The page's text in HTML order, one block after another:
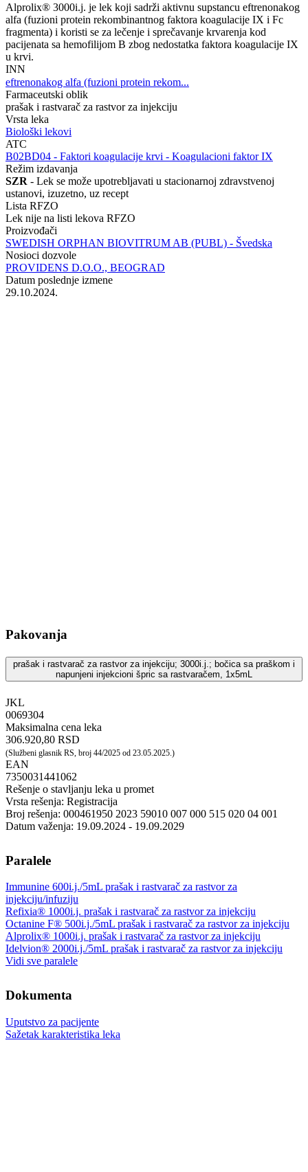
Alprolix® 3000i.j. je lek koji sadrži aktivnu supstancu eftrenonakog
alfa (fuzioni protein rekombinantnog faktora koagulacije IX i Fc
fragmenta) i koristi se za lečenje i sprečavanje krvarenja kod
pacijenata sa hemofilijom B zbog nedostatka faktora koagulacije IX
u krvi.
INN
eftrenonakog alfa (fuzioni protein rekom...
Farmaceutski oblik
prašak i rastvarač za rastvor za injekciju
Vrsta leka
Biološki lekovi
ATC
‍B02BD04 - Faktori koagulacije krvi - Koagulacioni faktor IX
Režim izdavanja
SZR - Lek se može upotrebljavati u stacionarnoj zdravstvenoj
ustanovi, izuzetno, uz recept
Lista RFZO
Lek nije na listi lekova RFZO
Proizvođači
SWEDISH ORPHAN BIOVITRUM AB (PUBL) - Švedska
Nosioci dozvole
PROVIDENS D.O.O., BEOGRAD
Datum poslednje izmene
29.10.2024.
Pakovanja
prašak i rastvarač za rastvor za injekciju; 3000i.j.; bočica sa praškom i
napunjeni injekcioni špric sa rastvaračem, 1x5mL
JKL
‍0069304
Maksimalna cena leka
306.920,80 RSD
(Službeni glasnik RS, broj 44/2025 od 23.05.2025.)
EAN
7350031441062
Rešenje o stavljanju leka u promet
Vrsta rešenja: Registracija
Broj rešenja: 000461950 2023 59010 007 000 515 020 04 001
Datum važenja: 19.09.2024 - 19.09.2029
Paralele
Immunine 600i.j./5mL prašak i rastvarač za rastvor za
injekciju/infuziju
Refixia® 1000i.j. prašak i rastvarač za rastvor za injekciju
Octanine F® 500i.j./5mL prašak i rastvarač za rastvor za injekciju
Alprolix® 1000i.j. prašak i rastvarač za rastvor za injekciju
Idelvion® 2000i.j./5mL prašak i rastvarač za rastvor za injekciju
Vidi sve paralele
Dokumenta
Uputstvo za pacijente
Sažetak karakteristika leka